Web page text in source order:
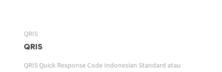
QRIS
QRIS
QRIS Quick Response Code Indonesian Standard atau